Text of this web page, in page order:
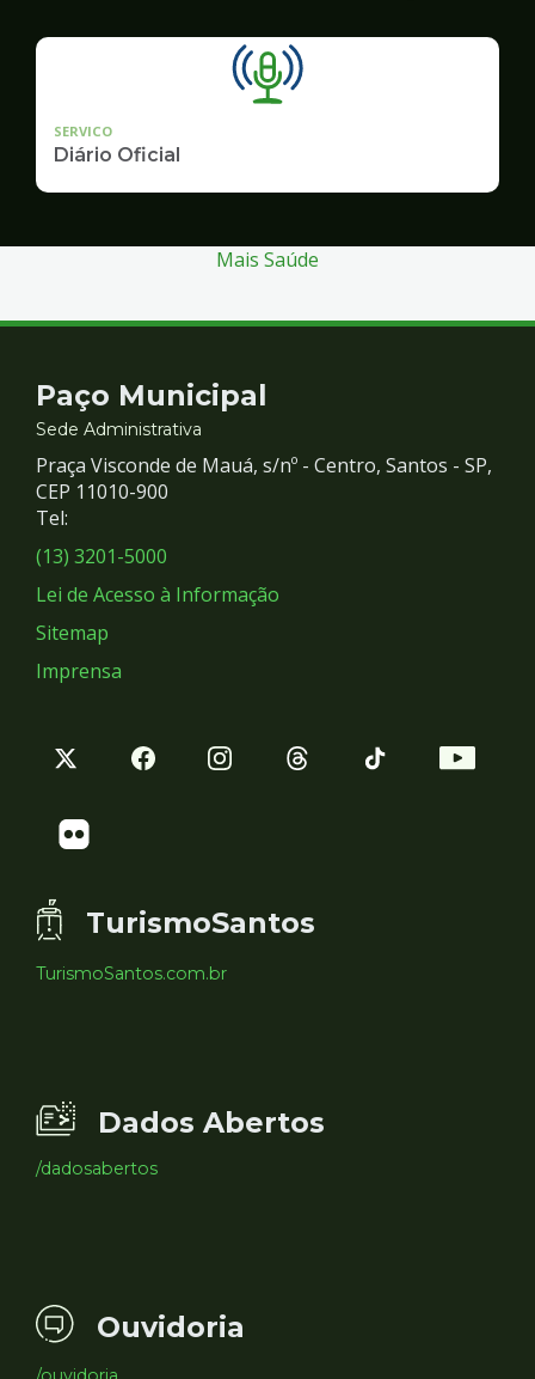
SERVICO
Diário Oficial
Mais Saúde
Contato
e
Redes
Sociais
Paço Municipal
Sede Administrativa
Praça Visconde de Mauá, s/nº - Centro, Santos - SP,
CEP 11010-900
Tel:
(13) 3201-5000
Lei de Acesso à Informação
Sitemap
Imprensa
TurismoSantos
TurismoSantos.com.br
Dados Abertos
/dadosabertos
Ouvidoria